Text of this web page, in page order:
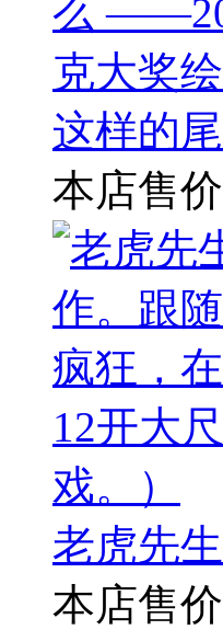
这样的
本店售价
老虎先
本店售价